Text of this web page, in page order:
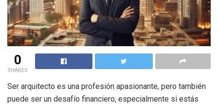
0
SHARES
Ser arquitecto es una profesión apasionante, pero también
puede ser un desafío financiero, especialmente si estás